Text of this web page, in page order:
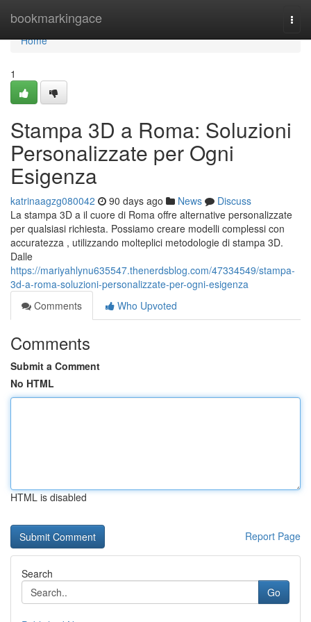
bookmarkingace
Home
Home
1
Stampa 3D a Roma: Soluzioni
Personalizzate per Ogni
Esigenza
katrinaagzg080042 90 days ago News
Discuss
La stampa 3D a il cuore di Roma offre alternative personalizzate
per qualsiasi richiesta. Possiamo creare modelli complessi con
accuratezza , utilizzando molteplici metodologie di stampa 3D.
Dalle
https://mariyahlynu635547.thenerdsblog.com/47334549/stampa-
3d-a-roma-soluzioni-personalizzate-per-ogni-esigenza
Comments
Who Upvoted
Comments
Submit a Comment
No HTML
HTML is disabled
Report Page
Search
Go